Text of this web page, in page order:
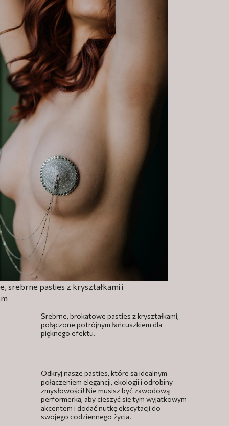
srebrne pasties z kryształkami i
Srebrne, brokatowe pasties z kryształkami,
połączone potrójnym łańcuszkiem dla
pięknego efektu.
Odkryj nasze pasties, które są idealnym
połączeniem elegancji, ekologii i odrobiny
zmysłowości! Nie musisz być zawodową
performerką, aby cieszyć się tym wyjątkowym
akcentem i dodać nutkę ekscytacji do
swojego codziennego życia.